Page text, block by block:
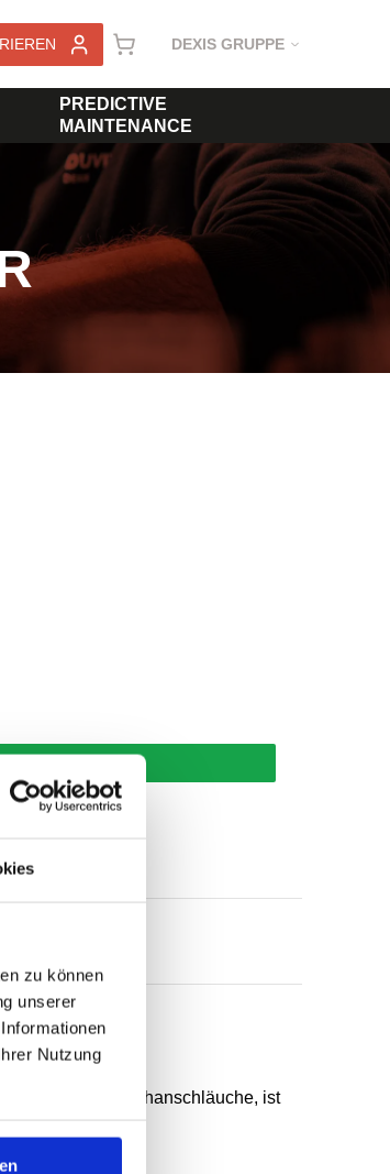
zu können
unserer
Nutzung
DEXIS GRUPPE
PREDICTIVE
MAINTENANCE
Hartpolyurethanschläuche, ist